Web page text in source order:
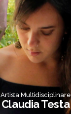
Artista Multidisciplinare
Claudia Testa